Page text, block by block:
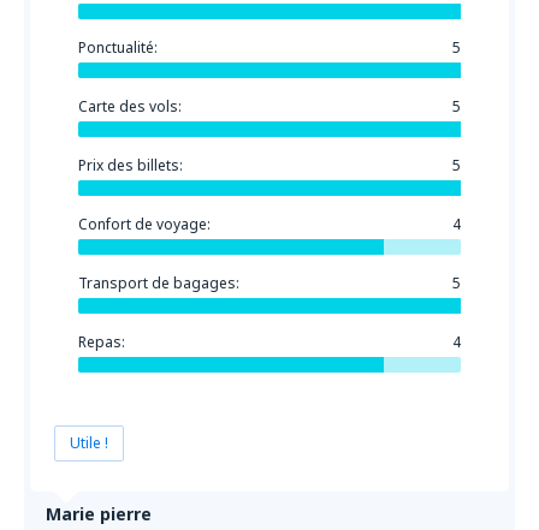
Marie pierre
Ponctualité: 5
Carte des vols: 5
Prix des billets: 5
Confort de voyage: 4
Transport de bagages: 5
Repas: 4
Utile !